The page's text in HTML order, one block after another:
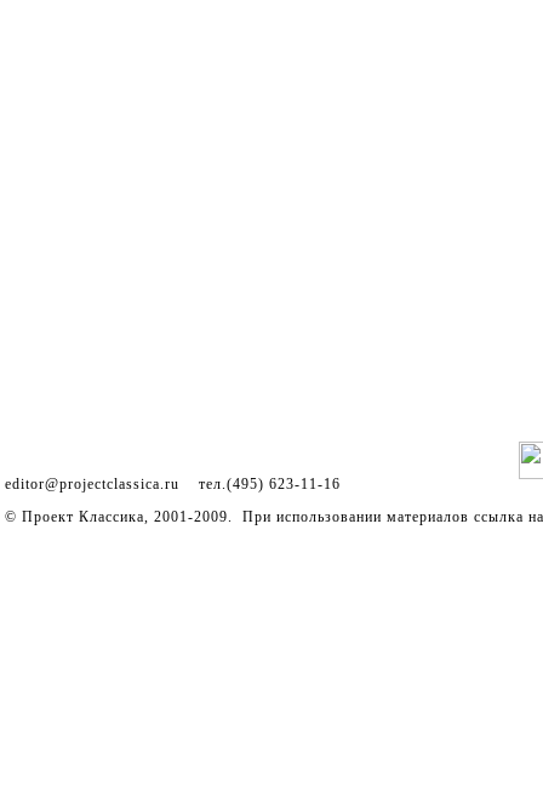
editor@projectclassica.ru тел.(495) 623-11-16
© Проект Классика, 2001-2009. При использовании материалов ссылка на